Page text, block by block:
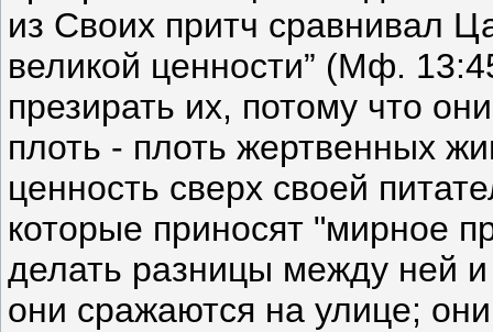
из Своих притч сравнивал
великой ценности” (Мф.
презирать их, потому что
плоть - плоть жертвенных
ценность сверх своей
которые приносят "мирное
делать разницы между ней
они сражаются на улице;